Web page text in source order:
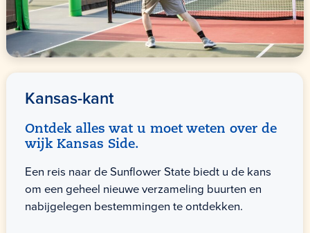
Kansas-kant
Ontdek alles wat u moet weten over de
wijk Kansas Side.
Een reis naar de Sunflower State biedt u de kans
om een geheel nieuwe verzameling buurten en
nabijgelegen bestemmingen te ontdekken.